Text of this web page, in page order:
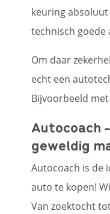
keuring
technisch goede
Om daar
echt een
Bijvoorbeeld
Autocoach
geweldig
Autocoach is de
auto te kopen!
Van zoektocht